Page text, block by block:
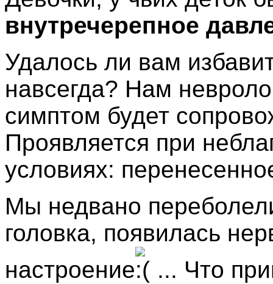
внутречерепное
Удалось ли вам
навсегда? Нам
симптом будет
Проявляется при
условиях:
Мы недвано
головка, появилась
настроение
... Что